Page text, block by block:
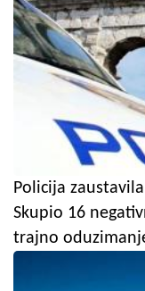
Policija
Skupio 16
trajno